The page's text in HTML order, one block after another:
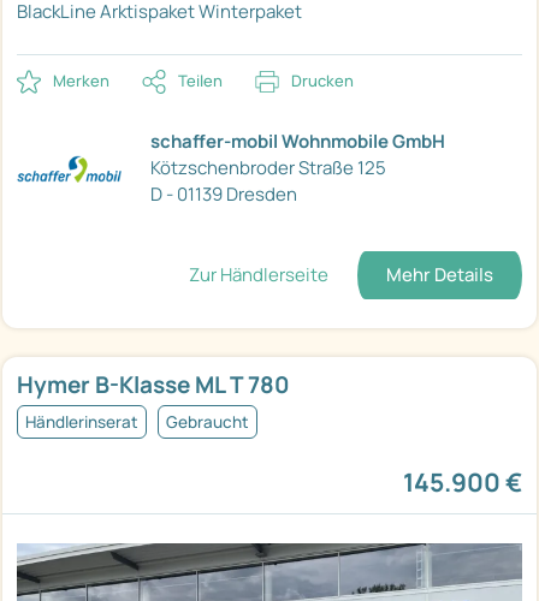
BlackLineArktispaketWinterpaket
Merken Teilen Drucken
schaffer-mobil Wohnmobile GmbH
Kötzschenbroder Straße 125
D - 01139 Dresden
Zur Händlerseite Mehr Details
Hymer B-Klasse ML T 780
Händlerinserat Gebraucht
145.900 €